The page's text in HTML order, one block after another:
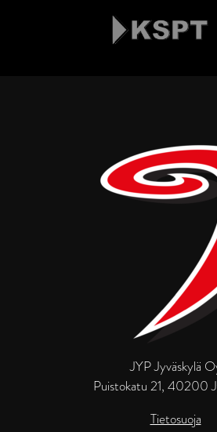
JYP Jyväskylä
Puistokatu 21, 40200
Tietosuoja